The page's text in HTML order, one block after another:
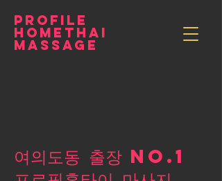
PROFILE
HOMETHAI
MASSAGE
여의도동 출장 NO.1